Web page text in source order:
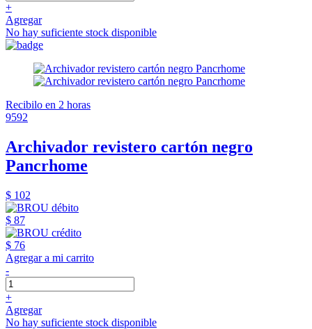
+
Agregar
No hay suficiente stock disponible
Recibilo en 2 horas
9592
Archivador revistero cartón negro
Pancrhome
$ 102
$ 87
$ 76
Agregar a mi carrito
-
+
Agregar
No hay suficiente stock disponible